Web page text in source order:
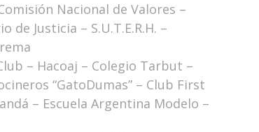
Nacional de Valores –
de Justicia – S.U.T.E.R.H. –
– Hacoaj – Colegio Tarbut –
“GatoDumas” – Club First
– Escuela Argentina Modelo –